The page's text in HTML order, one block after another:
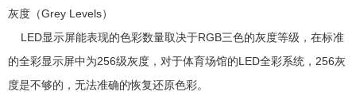
灰度（Grey Levels）
LED显示屏能表现的色彩数量取决于RGB三色的灰度等级，在标准
的全彩显示屏中为256级灰度，对于体育场馆的LED全彩系统，256灰
度是不够的，无法准确的恢复还原色彩。